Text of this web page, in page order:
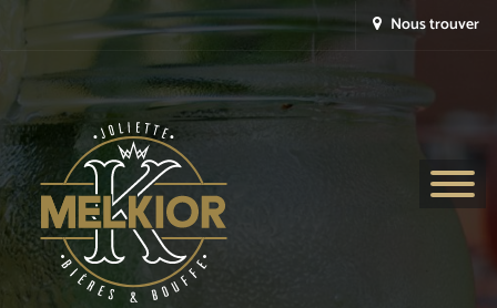
Nous trouver